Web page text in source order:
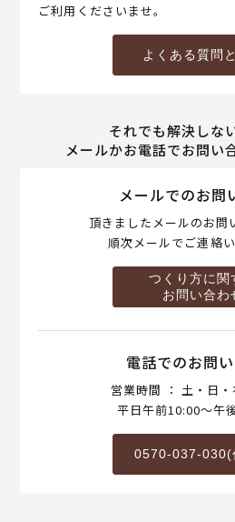
ご利用くださいませ。
よくある質問
それでも解決しな
メールかお電話でお問い
メールでのお問
頂きましたメールのお問
順次メールでご連絡い
つくり方に関
お問い合わ
電話でのお問
営業時間 ： 土・日・
平日午前10:00～午
0570-037-030(